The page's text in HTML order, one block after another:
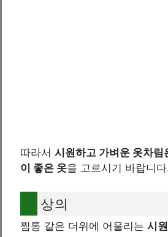
따라서 시원하고 가벼운 옷차림
이 좋은 옷을 고르시기 바랍니
상의
찜통 같은 더위에 어울리는 시